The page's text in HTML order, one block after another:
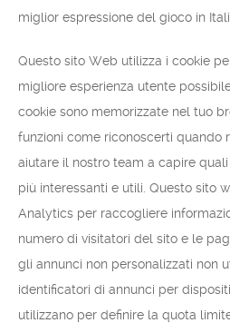
miglior espressione del gioco in
Questo sito Web utilizza i cookie
migliore esperienza utente
cookie sono memorizzate nel tuo
funzioni come riconoscerti quando
aiutare il nostro team a capire
più interessanti e utili. Questo sito
Analytics per raccogliere
numero di visitatori del sito e le
gli annunci non personalizzati non
identificatori di annunci per
utilizzano per definire la quota